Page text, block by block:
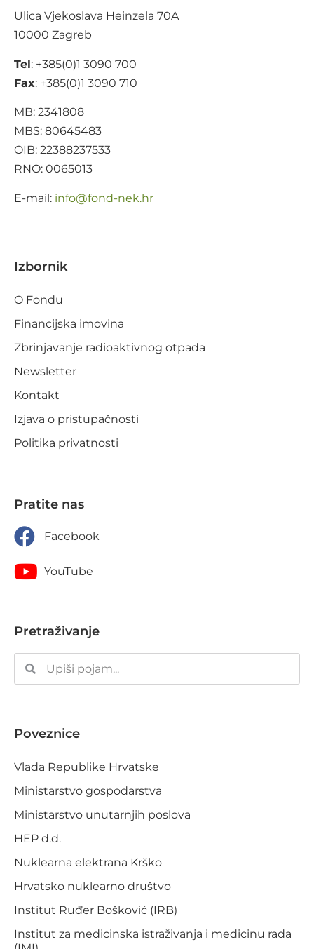
Ulica Vjekoslava Heinzela 70A
10000 Zagreb
Tel: +385(0)1 3090 700
Fax: +385(0)1 3090 710
MB: 2341808
MBS: 80645483
OIB: 22388237533
RNO: 0065013
E-mail: rh.ken-dnof
@ofni
Izbornik
O Fondu
Financijska imovina
Zbrinjavanje radioaktivnog otpada
Newsletter
Kontakt
Izjava o pristupačnosti
Politika privatnosti
Pratite nas
Facebook
YouTube
Pretraživanje
Poveznice
Vlada Republike Hrvatske
Ministarstvo gospodarstva
Ministarstvo unutarnjih poslova
HEP d.d.
Nuklearna elektrana Krško
Hrvatsko nuklearno društvo
Institut Ruđer Bošković (IRB)
Institut za medicinska istraživanja i medicinu rada